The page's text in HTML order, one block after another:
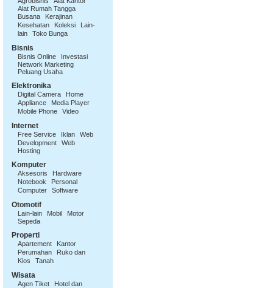
Alat Rumah Tangga
Busana
Kerajinan
Kesehatan
Koleksi
Lain-
lain
Toko Bunga
Bisnis
Bisnis Online
Investasi
Network Marketing
Peluang Usaha
Elektronika
Digital Camera
Home
Appliance
Media Player
Mobile Phone
Video
Internet
Free Service Iklan
Web
Development
Web
Hosting
Komputer
Aksesoris
Hardware
Notebook
Personal
Computer
Software
Otomotif
Lain-lain Mobil
Motor
Sepeda
Properti
Apartement
Kantor
Perumahan
Ruko dan
Kios
Tanah
Wisata
Agen Tiket
Hotel dan